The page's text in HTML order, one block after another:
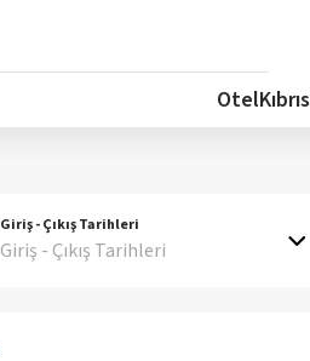
OtelKıbrıs
Giriş - Çıkış Tarihleri
Giriş - Çıkış Tarihleri